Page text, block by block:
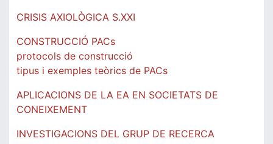
CRISIS AXIOLÒGICA S.XXI
CONSTRUCCIÓ PACs
protocols de construcció
tipus i exemples teòrics de PACs
APLICACIONS DE LA EA EN SOCIETATS DE
CONEIXEMENT
INVESTIGACIONS DEL GRUP DE RECERCA